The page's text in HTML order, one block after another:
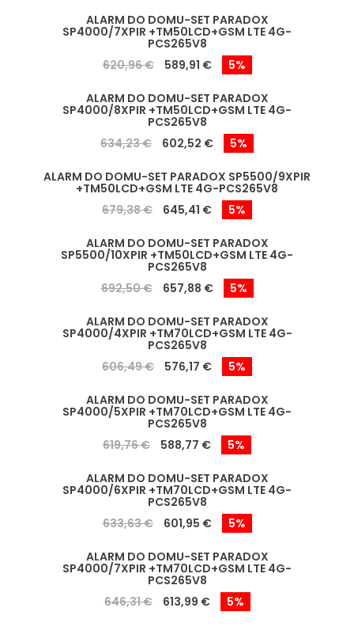
ALARM DO DOMU-SET PARADOX
SP4000/7XPIR +TM50LCD+GSM LTE 4G-
PCS265V8
620,96 €
589,91 € 5%
ALARM DO DOMU-SET PARADOX
SP4000/8XPIR +TM50LCD+GSM LTE 4G-
PCS265V8
634,23 €
602,52 € 5%
ALARM DO DOMU-SET PARADOX SP5500/9XPIR
+TM50LCD+GSM LTE 4G-PCS265V8
679,38 €
645,41 € 5%
ALARM DO DOMU-SET PARADOX
SP5500/10XPIR +TM50LCD+GSM LTE 4G-
PCS265V8
692,50 €
657,88 € 5%
ALARM DO DOMU-SET PARADOX
SP4000/4XPIR +TM70LCD+GSM LTE 4G-
PCS265V8
606,49 €
576,17 € 5%
ALARM DO DOMU-SET PARADOX
SP4000/5XPIR +TM70LCD+GSM LTE 4G-
PCS265V8
619,76 €
588,77 € 5%
ALARM DO DOMU-SET PARADOX
SP4000/6XPIR +TM70LCD+GSM LTE 4G-
PCS265V8
633,63 €
601,95 € 5%
ALARM DO DOMU-SET PARADOX
SP4000/7XPIR +TM70LCD+GSM LTE 4G-
PCS265V8
646,31 €
613,99 € 5%